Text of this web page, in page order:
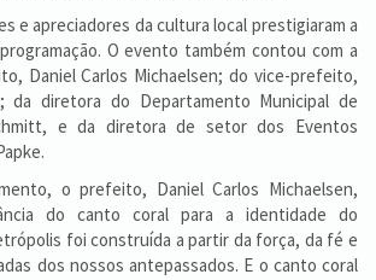
e apreciadores da cultura local prestigiaram a
O evento também contou com a
Daniel Carlos Michaelsen; do vice-prefeito,
da diretora do Departamento Municipal de
e da diretora de setor dos Eventos
o prefeito, Daniel Carlos Michaelsen,
do canto coral para a identidade do
foi construída a partir da força, da fé e
dos nossos antepassados. E o canto coral